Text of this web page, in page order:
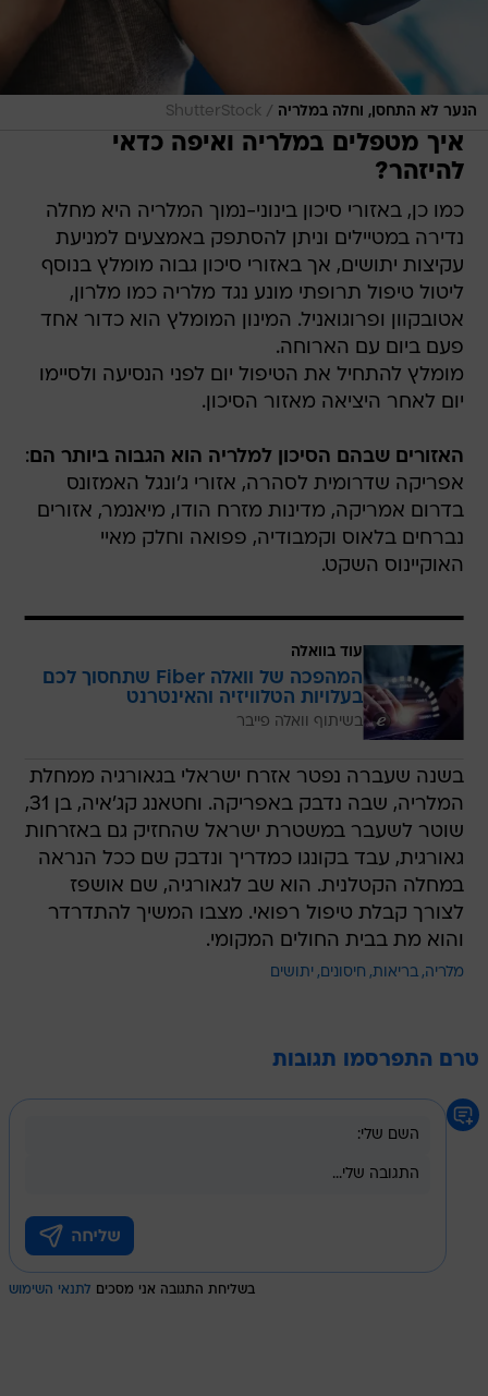
הנער לא התחסן, וחלה במלריה /
ShutterStock
איך מטפלים במלריה ואיפה כדאי
להיזהר?
כמו כן, באזורי סיכון בינוני-נמוך המלריה היא מחלה
נדירה במטיילים וניתן להסתפק באמצעים למניעת
עקיצות יתושים, אך באזורי סיכון גבוה מומלץ בנוסף
ליטול טיפול תרופתי מונע נגד מלריה כמו מלרון,
אטובקוון ופרוגואניל. המינון המומלץ הוא כדור אחד
פעם ביום עם הארוחה.
מומלץ להתחיל את הטיפול יום לפני הנסיעה ולסיימו
יום לאחר היציאה מאזור הסיכון.
האזורים שבהם הסיכון למלריה הוא הגבוה ביותר הם:
אפריקה שדרומית לסהרה, אזורי ג'ונגל האמזונס
בדרום אמריקה, מדינות מזרח הודו, מיאנמר, אזורים
נברחים בלאוס וקמבודיה, פפואה וחלק מאיי
האוקיינוס השקט.
עוד בוואלה
המהפכה של וואלה Fiber שתחסוך לכם
בעלויות הטלוויזיה והאינטרנט
בשיתוף וואלה פייבר
בשנה שעברה נפטר אזרח ישראלי בגאורגיה ממחלת
המלריה, שבה נדבק באפריקה. וחטאנג קג'איה, בן 31,
שוטר לשעבר במשטרת ישראל שהחזיק גם באזרחות
גאורגית, עבד בקונגו כמדריך ונדבק שם ככל הנראה
במחלה הקטלנית. הוא שב לגאורגיה, שם אושפז
לצורך קבלת טיפול רפואי. מצבו המשיך להתדרדר
והוא מת בבית החולים המקומי.
מלריה בריאות חיסונים יתושים
טרם התפרסמו תגובות
בשליחת התגובה אני מסכים לתנאי השימוש